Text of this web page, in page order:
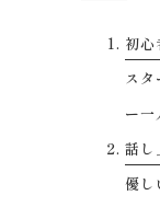
初心
ス
ー
話し
優し